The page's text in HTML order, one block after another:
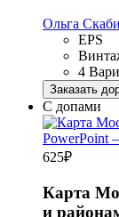
Ольга
EPS
4
Заказать
С допами
625₽
Карта
и